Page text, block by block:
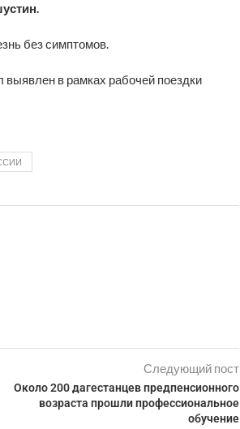
без симптомов.
в рамках рабочей поездки
Следующий пост
Около 200 дагестанцев предпенсионного
возраста прошли профессиональное
обучение